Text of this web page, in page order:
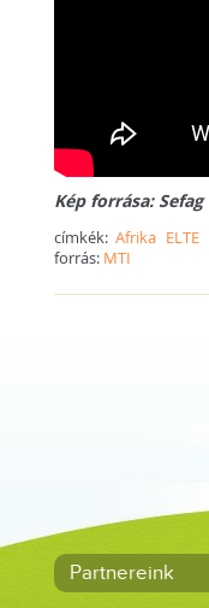
Kép forrása: Sefag
címkék:Afrika ELTE
forrás: MTI
Partnereink